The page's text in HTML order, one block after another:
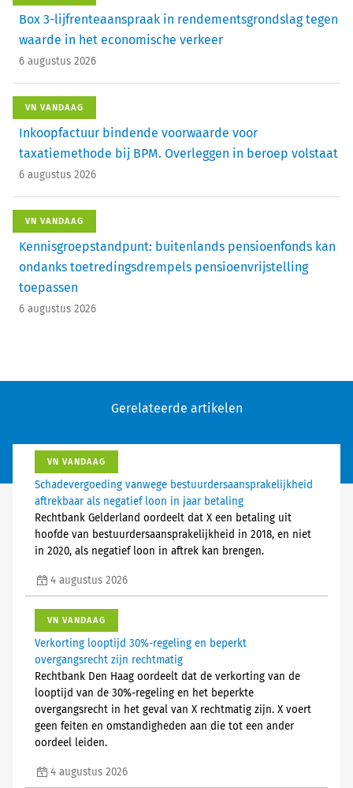
Box 3-lijfrenteaanspraak in rendementsgrondslag tegen
waarde in het economische verkeer
6 augustus 2026
VN VANDAAG
Inkoopfactuur bindende voorwaarde voor
taxatiemethode bij BPM. Overleggen in beroep volstaat
6 augustus 2026
VN VANDAAG
Kennisgroepstandpunt: buitenlands pensioenfonds kan
ondanks toetredingsdrempels pensioenvrijstelling
toepassen
6 augustus 2026
Gerelateerde artikelen
VN VANDAAG
Schadevergoeding vanwege bestuurdersaansprakelijkheid
aftrekbaar als negatief loon in jaar betaling
Rechtbank Gelderland oordeelt dat X een betaling uit
hoofde van bestuurdersaansprakelijkheid in 2018, en niet
in 2020, als negatief loon in aftrek kan brengen.
4 augustus 2026
VN VANDAAG
Verkorting looptijd 30%-regeling en beperkt
overgangsrecht zijn rechtmatig
Rechtbank Den Haag oordeelt dat de verkorting van de
looptijd van de 30%-regeling en het beperkte
overgangsrecht in het geval van X rechtmatig zijn. X voert
geen feiten en omstandigheden aan die tot een ander
oordeel leiden.
4 augustus 2026